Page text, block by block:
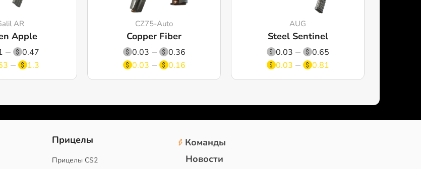
AR
Apple
0.47
1.3
CZ75-Auto
Copper Fiber
0.03
0.36
0.03
0.16
AUG
Steel Sentinel
0.03
0.65
0.03
0.81
Прицелы
Прицелы CS2
Команды
Новости